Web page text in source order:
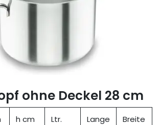
ohne Deckel 28 cm
h cm Ltr. Lange Breite